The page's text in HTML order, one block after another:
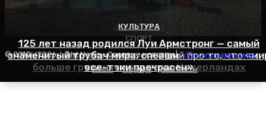
ЭНЕРГЕТИКА
Эффективное обучение: партнеры «Сетевой
компании» удваивают выпуск продукции и
снижают потери
СПОРТ
РПЛ все еще входит в топ-6 лиг Европы, здесь
больше громких имен, чем в Нидерландах
КУЛЬТУРА
125 лет назад родился Луи Армстронг — самый
знаменитый трубач мира, спевший про то, что
все-таки прекрасен»
© 2012 - 2026, Light News - Светлые новости |Правообладателям
О нас
Тарифы Контакты